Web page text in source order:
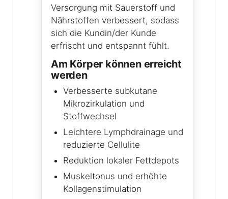
Versorgung mit Sauerstoff und
Nährstoffen verbessert, sodass
sich die Kundin/der Kunde
erfrischt und entspannt fühlt.
Am Körper können erreicht
werden
Verbesserte subkutane
Mikrozirkulation und
Stoffwechsel
Leichtere Lymphdrainage und
reduzierte Cellulite
Reduktion lokaler Fettdepots
Muskeltonus und erhöhte
Kollagenstimulation